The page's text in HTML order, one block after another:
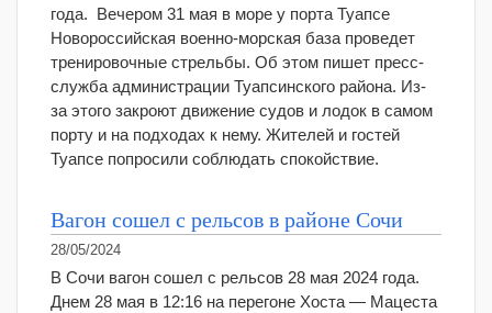
года. Вечером 31 мая в море у порта Туапсе
Новороссийская военно-морская база проведет
тренировочные стрельбы. Об этом пишет пресс-
служба администрации Туапсинского района. Из-
за этого закроют движение судов и лодок в самом
порту и на подходах к нему. Жителей и гостей
Туапсе попросили соблюдать спокойствие.
Вагон сошел с рельсов в районе Сочи
28/05/2024
В Сочи вагон сошел с рельсов 28 мая 2024 года.
Днем 28 мая в 12:16 на перегоне Хоста — Мацеста